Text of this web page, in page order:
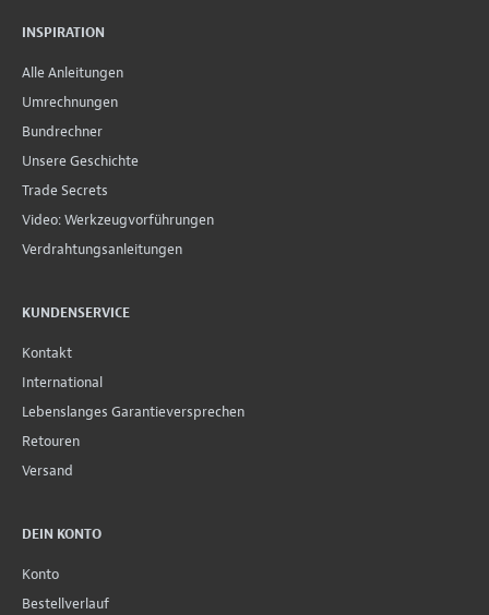
INSPIRATION
Alle Anleitungen
Umrechnungen
Bundrechner
Unsere Geschichte
Trade Secrets
Video: Werkzeugvorführungen
Verdrahtungsanleitungen
KUNDENSERVICE
Kontakt
International
Lebenslanges Garantieversprechen
Retouren
Versand
DEIN KONTO
Konto
Bestellverlauf